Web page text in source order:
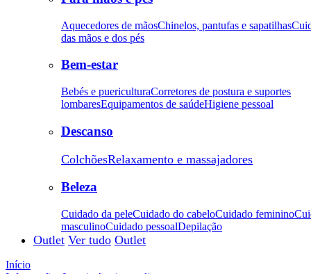
Aquecedores de mãosChinelos, pantufas e sapatilhas
das mãos e dos pés
Bem-estar
Bebés e puericulturaCorretores de postura e suportes
lombaresEquipamentos de saúdeHigiene pessoal
Descanso
ColchõesRelaxamento e massajadores
Beleza
Cuidado da peleCuidado do cabeloCuidado feminino
masculinoCuidado pessoalDepilação
Outlet Ver tudo Outlet
Início